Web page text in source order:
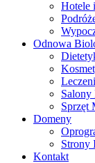
Hotele
Odnowa
Salony
Sprzęt
Domeny
Strony
Kontakt